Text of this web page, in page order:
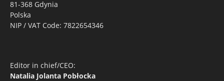
81-368 Gdynia
Polska
NIP / VAT Code: 7822654346
Editor in chief/CEO:
Natalia Jolanta Pobłocka